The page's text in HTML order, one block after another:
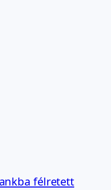
félretett